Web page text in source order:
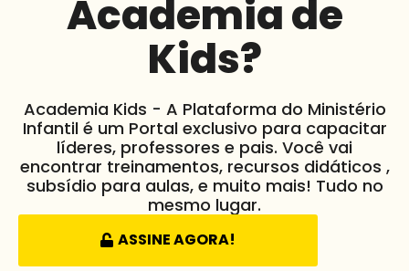
Academia de
Kids?
Academia Kids - A Plataforma do Ministério
Infantil é um Portal exclusivo para capacitar
líderes, professores e pais. Você vai
encontrar treinamentos, recursos didáticos ,
subsídio para aulas, e muito mais! Tudo no
mesmo lugar.
ASSINE AGORA!